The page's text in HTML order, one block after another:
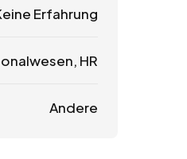
Erfahrung
HR
Andere